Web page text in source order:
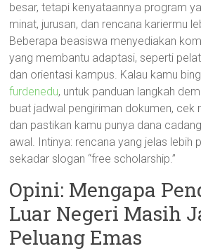
besar, tetapi kenyataannya program
minat, jurusan, dan rencana kariermu
Beberapa beasiswa menyediakan
yang membantu adaptasi, seperti
dan orientasi kampus. Kalau kamu
furdenedu, untuk panduan langkah
buat jadwal pengiriman dokumen, cek
dan pastikan kamu punya dana
awal. Intinya: rencana yang jelas lebih
sekadar slogan “free scholarship.”
Opini: Mengapa
Luar Negeri Masih
Peluang Emas